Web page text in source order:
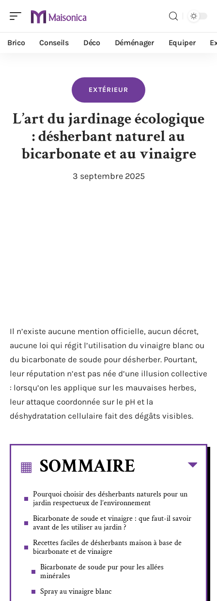
Brico Conseils Déco Déménager Equiper
EXTÉRIEUR
L’art du jardinage écologique
: désherbant naturel au
bicarbonate et au vinaigre
3 septembre 2025
Il n’existe aucune mention officielle, aucun décret,
aucune loi qui régit l’utilisation du vinaigre blanc ou
du bicarbonate de soude pour désherber. Pourtant,
leur réputation n’est pas née d’une illusion collective
: lorsqu’on les applique sur les mauvaises herbes,
leur attaque coordonnée sur le pH et la
déshydratation cellulaire fait des dégâts visibles.
SOMMAIRE
Pourquoi choisir des désherbants naturels pour un
jardin respectueux de l’environnement
Bicarbonate de soude et vinaigre : que faut-il savoir
avant de les utiliser au jardin ?
Recettes faciles de désherbants maison à base de
bicarbonate et de vinaigre
Bicarbonate de soude pur pour les allées
minérales
Spray au vinaigre blanc